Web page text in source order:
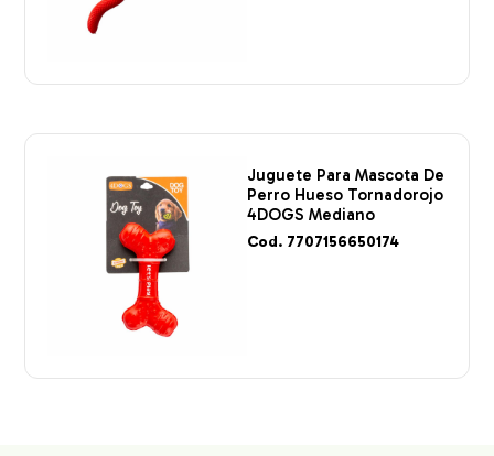
Juguete Para Mascota De
Perro Hueso Tornadorojo
4DOGS Mediano
Cod. 7707156650174